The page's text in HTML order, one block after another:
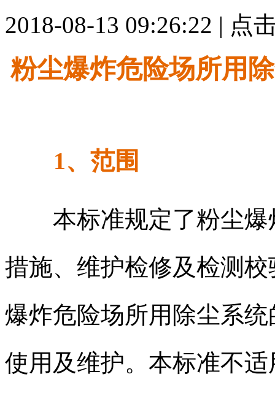
2018-08-13 09:26:22 | 点
粉尘爆炸危险场所用
1、范围
本标准规定了粉尘爆
措施、维护检修及检测
爆炸危险场所用除尘系
使用及维护。本标准不